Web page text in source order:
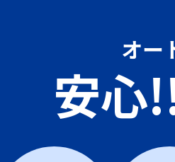
オー
安心